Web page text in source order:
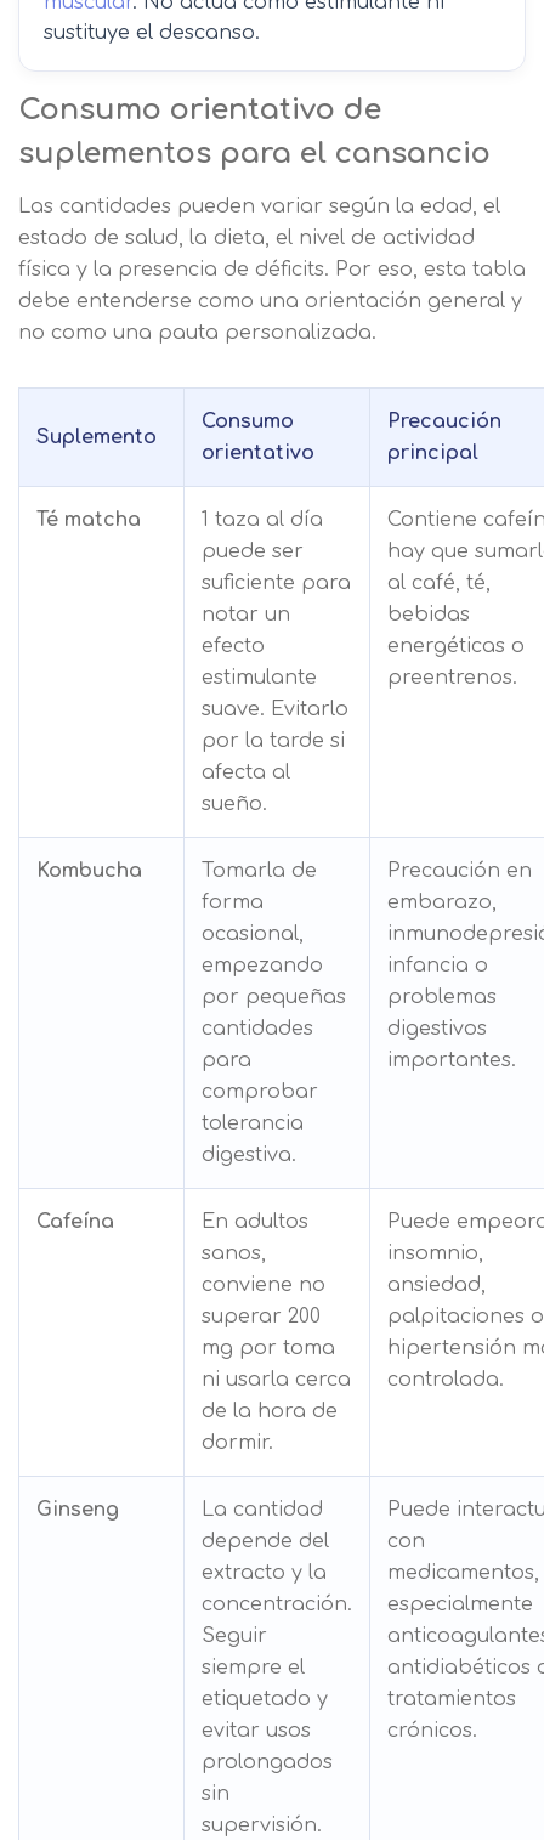
sustituye el descanso.
Consumo orientativo de
suplementos para el cansancio
Las cantidades pueden variar según la edad, el
estado de salud, la dieta, el nivel de actividad
física y la presencia de déficits. Por eso, esta tabla
debe entenderse como una orientación general y
no como una pauta personalizada.
Suplemento
Consumo
orientativo
Precaución
principal
Té matcha
1 taza al día
puede ser
suficiente para
notar un
efecto
estimulante
suave. Evitarlo
por la tarde si
afecta al
sueño.
Contiene
hay que
al café, té,
bebidas
energéticas o
preentrenos.
Kombucha
Tomarla de
forma
ocasional,
empezando
por pequeñas
cantidades
para
comprobar
tolerancia
digestiva.
Precaución en
embarazo,
infancia o
problemas
digestivos
importantes.
Cafeína
En adultos
sanos,
conviene no
superar 200
mg por toma
ni usarla cerca
de la hora de
dormir.
Puede
insomnio,
ansiedad,
palpitaciones o
hipertensión
controlada.
Ginseng
La cantidad
depende del
extracto y la
concentración.
Seguir
siempre el
etiquetado y
evitar usos
prolongados
sin
supervisión.
Puede
con
medicamentos,
especialmente
antidiabéticos
tratamientos
crónicos.